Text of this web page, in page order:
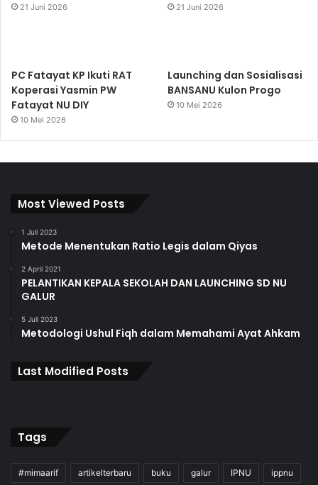
21 Juni 2026 21 Juni 2026
PC Fatayat KP Ikuti RAT
Koperasi Yasmin PW
Fatayat NU DIY
10 Mei 2026
Launching dan Sosialisasi
BANSANU Kulon Progo
10 Mei 2026
Most Viewed Posts
1 Juli 2023
Metode Menentukan Ratio Legis dalam Qiyas
2 April 2021
PELANTIKAN KEPALA SEKOLAH DAN LAUNCHING SD NU
GALUR
5 Juli 2023
Metodologi Ushul Fiqh dalam Memahami Ayat Ahkam
Last Modified Posts
Tags
#mimaarif artikelterbaru buku galur IPNU ippnu